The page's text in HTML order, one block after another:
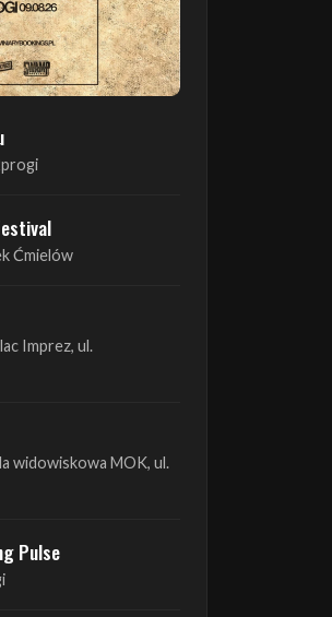
Ćmielów
Imprez, ul.
widowiskowa MOK, ul.
Pulse
Tales Quartet
Rybnickiej